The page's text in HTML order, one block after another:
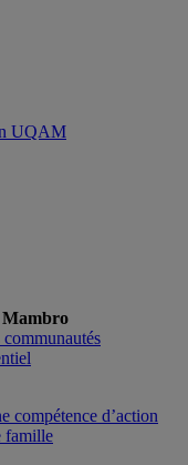
Mambro
communautés
compétence d’action
famille